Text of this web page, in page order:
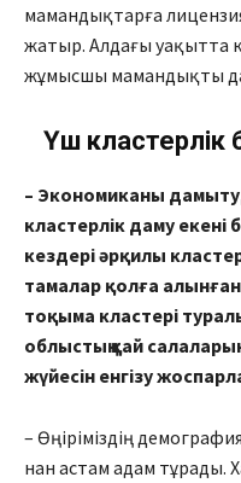
мамандықтарға
жатыр. Алдағы уақытта
жұмысшы маман­дықты
Үш кластерлік
– Экономиканы
клас­терлік даму екені
кездері әрқилы
тамалар қолға
тоқыма кластері
облыстың қай
жүйесін енгізу
– Өңіріміздің
нан астам адам тұрады.